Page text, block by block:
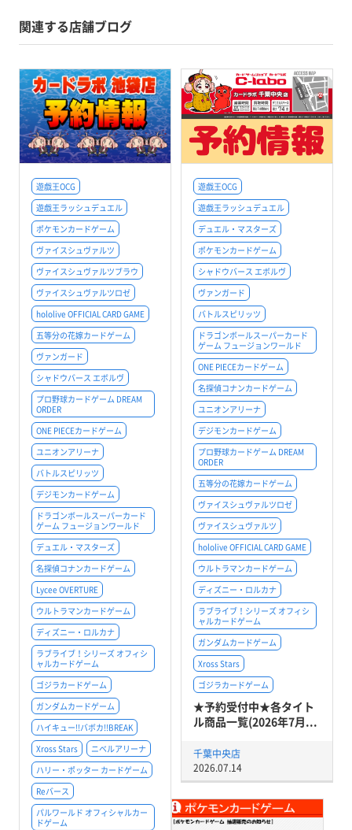
関連する店舗ブログ
遊戯王OCG
遊戯王ラッシュデュエル
ポケモンカードゲーム
ヴァイスシュヴァルツ
ヴァイスシュヴァルツブラウ
ヴァイスシュヴァルツロゼ
hololive OFFICIAL CARD GAME
五等分の花嫁カードゲーム
ヴァンガード
シャドウバース エボルヴ
プロ野球カードゲーム DREAM
ORDER
ONE PIECEカードゲーム
ユニオンアリーナ
バトルスピリッツ
デジモンカードゲーム
ドラゴンボールスーパーカード
ゲーム フュージョンワールド
デュエル・マスターズ
名探偵コナンカードゲーム
Lycee OVERTURE
ウルトラマンカードゲーム
ディズニー・ロルカナ
ラブライブ！シリーズ オフィシ
ャルカードゲーム
ゴジラカードゲーム
ガンダムカードゲーム
ハイキュー!!バボカ!!BREAK
Xross Stars
ニベルアリーナ
ハリー・ポッター カードゲーム
Reバース
パルワールド オフィシャルカー
ドゲーム
遊戯王OCG
遊戯王ラッシュデュエル
デュエル・マスターズ
ポケモンカードゲーム
シャドウバース エボルヴ
ヴァンガード
バトルスピリッツ
ドラゴンボールスーパーカード
ゲーム フュージョンワールド
ONE PIECEカードゲーム
名探偵コナンカードゲーム
ユニオンアリーナ
デジモンカードゲーム
プロ野球カードゲーム DREAM
ORDER
五等分の花嫁カードゲーム
ヴァイスシュヴァルツロゼ
ヴァイスシュヴァルツ
hololive OFFICIAL CARD GAME
ウルトラマンカードゲーム
ディズニー・ロルカナ
ラブライブ！シリーズ オフィシ
ャルカードゲーム
ガンダムカードゲーム
Xross Stars
ゴジラカードゲーム
★予約受付中★各タイト
ル商品一覧(2026年7月...
千葉中央店
2026.07.14